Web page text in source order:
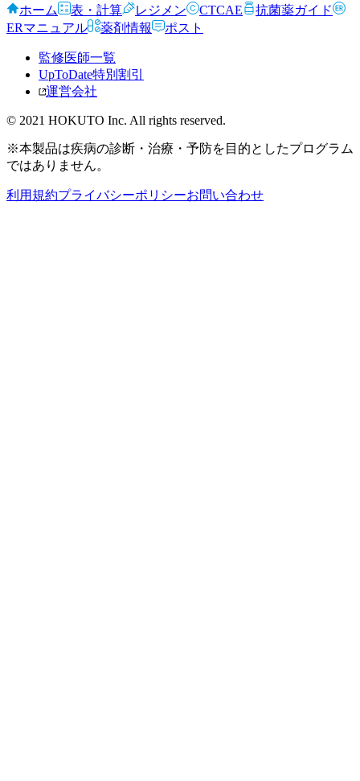
ホーム
表・計算 レジメン CTCAE
抗菌薬ガイド
ERマニュアル
薬剤情報 ポスト
監修医師一覧
UpToDate特別割引
運営会社
© 2021 HOKUTO Inc. All rights reserved.
※本製品は疾病の診断・治療・予防を目的としたプログラム
ではありません。
利用規約プライバシーポリシーお問い合わせ